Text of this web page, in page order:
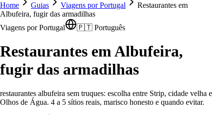
Home Guias Viagens por Portugal
Restaurantes em
Albufeira, fugir das armadilhas
Viagens por Portugal
🇵🇹 Português
Restaurantes em Albufeira,
fugir das armadilhas
restaurantes albufeira sem truques: escolha entre Strip, cidade velha e
Olhos de Água. 4 a 5 sítios reais, marisco honesto e quando evitar.